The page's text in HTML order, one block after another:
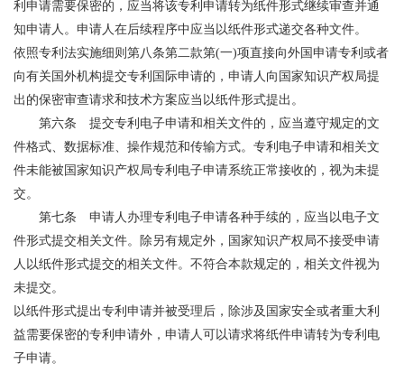
利申请需要保密的，应当将该专利申请转为纸件形式继续审查并通
知申请人。申请人在后续程序中应当以纸件形式递交各种文件。
依照专利法实施细则第八条第二款第(一)项直接向外国申请专利或者
向有关国外机构提交专利国际申请的，申请人向国家知识产权局提
出的保密审查请求和技术方案应当以纸件形式提出。
第六条 提交专利电子申请和相关文件的，应当遵守规定的文
件格式、数据标准、操作规范和传输方式。专利电子申请和相关文
件未能被国家知识产权局专利电子申请系统正常接收的，视为未提
交。
第七条 申请人办理专利电子申请各种手续的，应当以电子文
件形式提交相关文件。除另有规定外，国家知识产权局不接受申请
人以纸件形式提交的相关文件。不符合本款规定的，相关文件视为
未提交。
以纸件形式提出专利申请并被受理后，除涉及国家安全或者重大利
益需要保密的专利申请外，申请人可以请求将纸件申请转为专利电
子申请。